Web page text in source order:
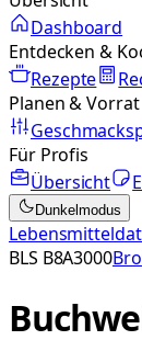
Dashboard
Entdecken &
Rezepte
Planen & Vorrat
Für Profis
Übersicht
Dunkelmodus
BLS B8A3000